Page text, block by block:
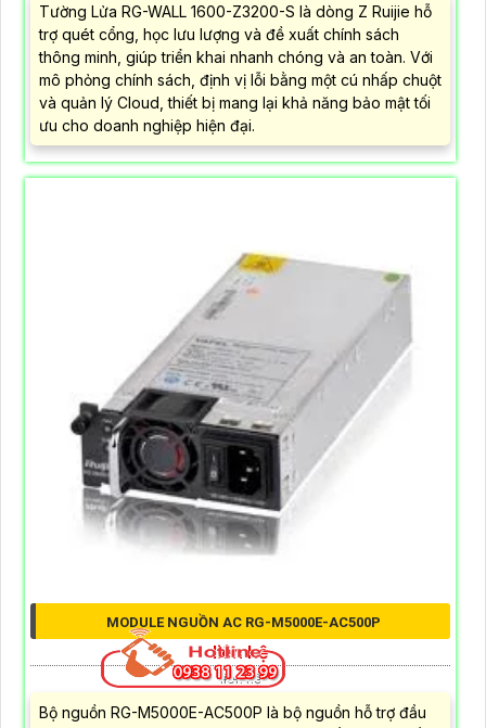
Tường Lửa RG-WALL 1600-Z3200-S là dòng Z Ruijie hỗ
trợ quét cổng, học lưu lượng và đề xuất chính sách
thông minh, giúp triển khai nhanh chóng và an toàn. Với
mô phỏng chính sách, định vị lỗi bằng một cú nhấp chuột
và quản lý Cloud, thiết bị mang lại khả năng bảo mật tối
ưu cho doanh nghiệp hiện đại.
MODULE NGUỒN AC RG-M5000E-AC500P
liên hệ
liên hệ
Bộ nguồn RG-M5000E-AC500P là bộ nguồn hỗ trợ đầu